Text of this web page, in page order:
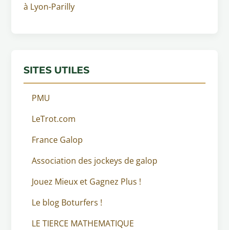
à Lyon-Parilly
SITES UTILES
PMU
LeTrot.com
France Galop
Association des jockeys de galop
Jouez Mieux et Gagnez Plus !
Le blog Boturfers !
LE TIERCE MATHEMATIQUE